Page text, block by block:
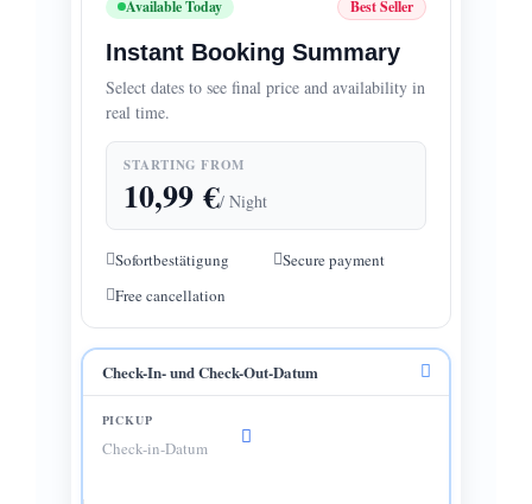
Available Today Best Seller
Instant Booking Summary
Select dates to see final price and availability in
real time.
STARTING FROM
10,99€/ Night
Sofortbestätigung
Secure payment
Free cancellation
Check-In- und Check-Out-Datum